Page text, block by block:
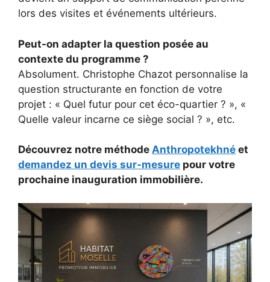
lors des visites et événements ultérieurs.
Peut-on adapter la question posée au
contexte du programme ?
Absolument. Christophe Chazot personnalise la
question structurante en fonction de votre
projet : « Quel futur pour cet éco-quartier ? », «
Quelle valeur incarne ce siège social ? », etc.
Découvrez notre méthode Anthropotekhné et
demandez un devis sur-mesure pour votre
prochaine inauguration immobilière.